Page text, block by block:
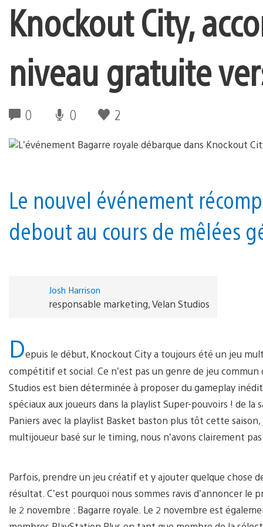
Knockout City,
niveau gratuite
0 0 2
Le nouvel événement
debout au cours de mêlées
Josh Harrison
responsable marketing, Velan Studios
Depuis le début, Knockout City a toujours été un jeu
compétitif et social. Ce n’est pas un genre de jeu commun
Studios est bien déterminée à proposer du gameplay
spéciaux aux joueurs dans la playlist Super-pouvoirs ! de la
Paniers avec la playlist Basket baston plus tôt cette
multijoueur basé sur le timing, nous n’avons clairement
Parfois, prendre un jeu créatif et y ajouter quelque chose
résultat. C’est pourquoi nous sommes ravis d’annoncer
le 2 novembre : Bagarre royale. Le 2 novembre est